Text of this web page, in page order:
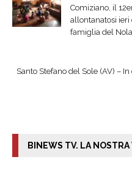
Comiziano, il
allontanatosi ieri
famiglia del
Santo Stefano del Sole (AV) –
BINEWS TV. LA